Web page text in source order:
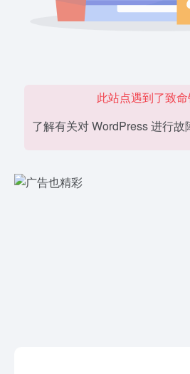
此站点遇到了致命
了解有关对 WordPress 进行故